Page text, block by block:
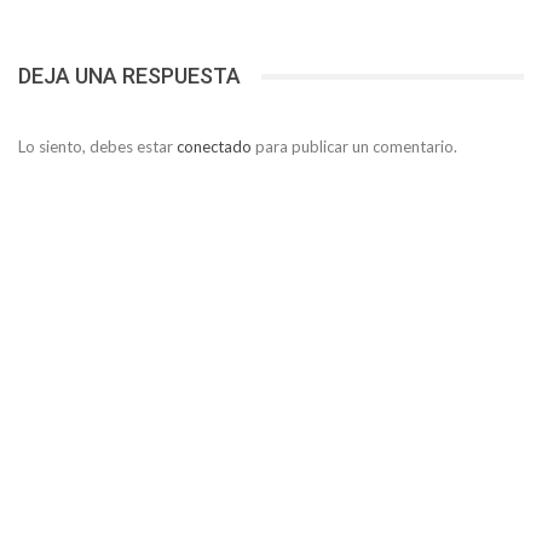
DEJA UNA RESPUESTA
Lo siento, debes estarconectado para publicar un comentario.